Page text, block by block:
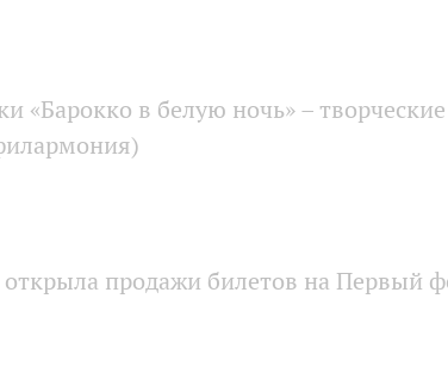
«Барокко в белую ночь» –
продажи билетов на Первый